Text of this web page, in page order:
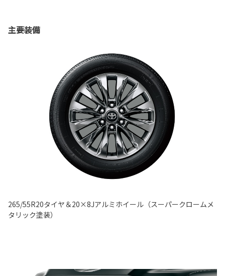
主要装備
265/55R20タイヤ＆20×8Jアルミホイール（スーパークロームメ
タリック塗装）